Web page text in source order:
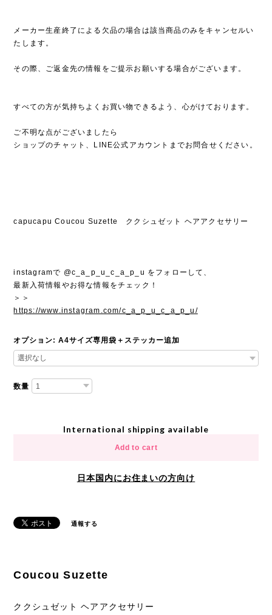
メーカー生産終了による欠品の場合は該当商品のみをキャンセルい
たします。
その際、ご返金先の情報をご提示お願いする場合がございます。
すべての方が気持ちよくお買い物できるよう、心がけております。
ご不明な点がございましたら
ショップのチャット、LINE公式アカウントまでお問合せください。
capucapu Coucou Suzette ククシュゼット ヘアアクセサリー
instagramで @c_a_p_u_c_a_p_u をフォローして、
最新入荷情報やお得な情報をチェック！
＞＞
https://www.instagram.com/c_a_p_u_c_a_p_u/
オプション: A4サイズ専用袋＋ステッカー追加
数量
International shipping available
Add to cart
日本国内にお住まいの方向け
通報する
Coucou Suzette
ククシュゼット ヘアアクセサリー